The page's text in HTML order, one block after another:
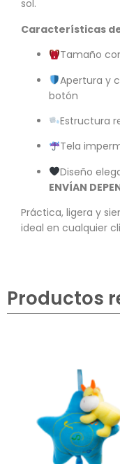
sol.
Características
Tamaño
Apertura y
botón
Estructura
Tela
Diseño
ENVÍAN
Práctica, ligera y
ideal en cualquier
Productos